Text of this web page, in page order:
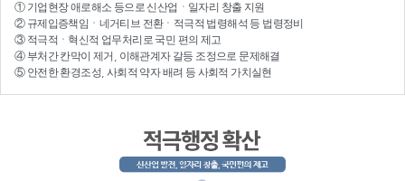
① 기업현장 애로해소 등으로 신산업 ㆍ 일자리 창출 지원
② 규제입증책임 ㆍ 네거티브 전환ㆍ적극적 법령해석 등 법령정비
③ 적극적 ㆍ 혁신적 업무처리 로 국민 편의 제고
④ 부처간 칸막이 제거, 이해관계자 갈등 조정으로 문제해결
⑤ 안전한 환경조성, 사회적 약자 배려 등 사회적 가치실현